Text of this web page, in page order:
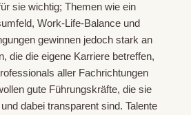
sie wichtig; Themen wie ein
Work-Life-Balance und
gewinnen jedoch stark an
die die eigene Karriere betreffen,
aller Fachrichtungen
gute Führungskräfte, die sie
dabei transparent sind. Talente